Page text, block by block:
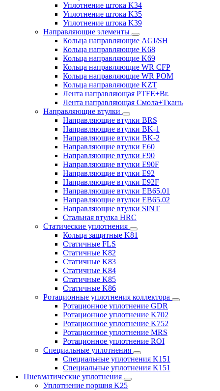
Уплотнение штока K34
Уплотнение штока K35
Уплотнение штока K39
Направляющие элементы
Кольца направляющие AGI/SH
Кольца направляющие K68
Кольца направляющие K69
Кольца направляющие WR CFP
Кольца направляющие WR POM
Кольца направляющие KZT
Лента направляющая PTFE+Br.
Лента направляющая Смола+Ткань
Направляющие втулки
Направляющие втулки BRS
Направляющие втулки BK-1
Направляющие втулки BK-2
Направляющие втулки E60
Направляющие втулки E90
Направляющие втулки E90F
Направляющие втулки E92
Направляющие втулки E92F
Направляющие втулки EB65.01
Направляющие втулки EB65.02
Направляющие втулки SINT
Стальная втулка HRC
Статические уплотнения
Кольца защитные K81
Статичные FLS
Статичные K82
Статичные K83
Статичные K84
Статичные K85
Статичные K86
Ротационные уплотнения коллектора
Ротационное уплотнение GDR
Ротационное уплотнение K702
Ротационное уплотнение K752
Ротационное уплотнение MRS
Ротационное уплотнение ROI
Специальные уплотнения
Специальные уплотнения K151
Специальные уплотнения K151
Пневматические уплотнения
Уплотнение поршня K25